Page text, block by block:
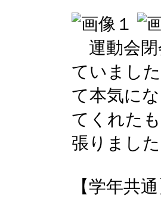
運動会閉
ていまし
て本気に
てくれた
張りました
【学年共